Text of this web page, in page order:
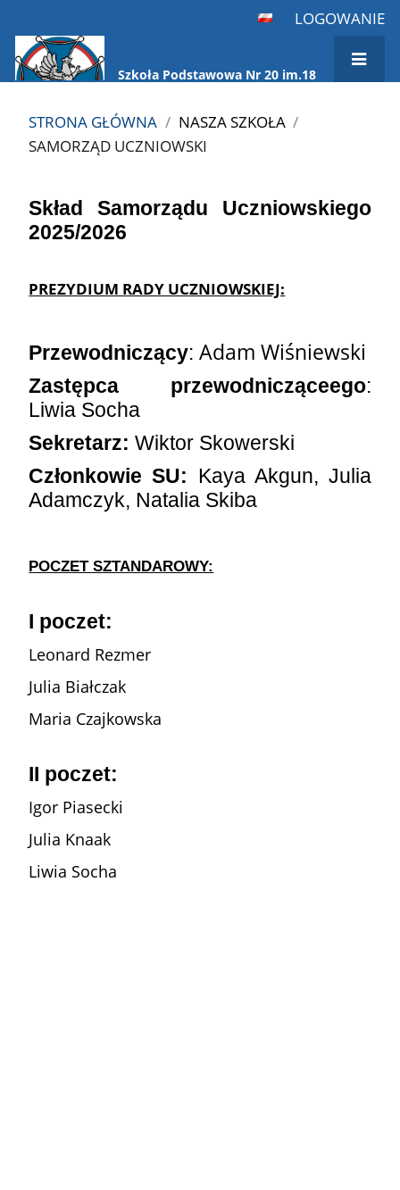
LOGOWANIE
Szkoła Podstawowa Nr 20 im.18
STRONA GŁÓWNA / NASZA SZKOŁA /
SAMORZĄD UCZNIOWSKI
Samorząd
Uczniowski
Skład Samorządu Uczniowskiego
2025/2026
PREZYDIUM RADY UCZNIOWSKIEJ:
Przewodniczący:Adam Wiśniewski
Zastępca przewodnicząceego:
Liwia Socha
Sekretarz:Wiktor Skowerski
Członkowie SU: Kaya Akgun, Julia
Adamczyk, Natalia Skiba
POCZET SZTANDAROWY:
I poczet:
Leonard Rezmer
Julia Białczak
Maria Czajkowska
II poczet:
Igor Piasecki
Julia Knaak
Liwia Socha